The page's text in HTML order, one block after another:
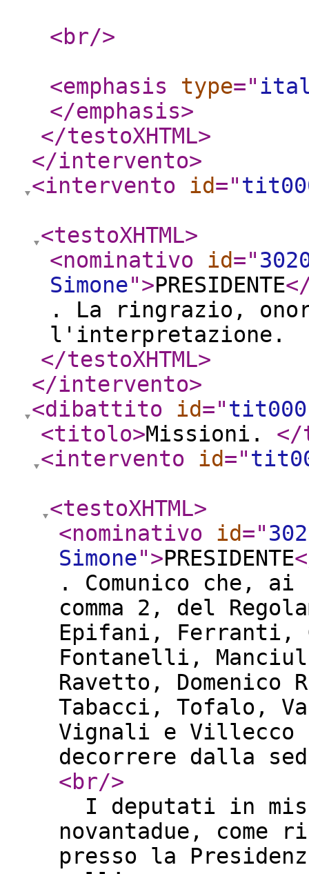
<br/>
<emphasis
type="
</emphasis>
</testoXHTML>
</intervento>
<intervento
id="
<testoXHTML>
<nominativo
id="
Simone">PRESIDENTE
. La ringrazio,
l'interpretazione.
</testoXHTML>
</intervento>
<dibattito
id="
<titolo>Missioni.
<intervento
id="
<testoXHTML>
<nominativo
id="
Simone">PRESIDENTE
. Comunico che,
comma 2, del
Epifani, Ferranti,
Fontanelli,
Ravetto, Domenico
Tabacci, Tofalo,
Vignali e Villecco
decorrere dalla
<br/>
I deputati in
novantadue,
presso la